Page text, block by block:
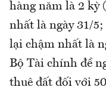
hàng năm là 2 kỳ
nhất là ngày 31/
lại chậm nhất là
Bộ Tài chính đề
thuê đất đối với